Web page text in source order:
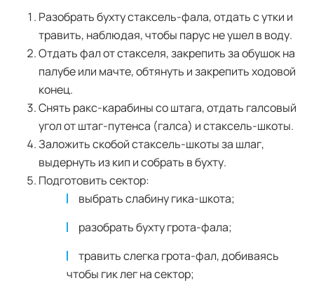
Разобрать бухту стаксель-фала, отдать с утки и
травить, наблюдая, чтобы парус не ушел в воду.
Отдать фал от стакселя, закрепить за обушок на
палубе или мачте, обтянуть и закрепить ходовой
конец.
Снять ракс-карабины со штага, отдать галсовый
угол от штаг-путенса (галса) и стаксель-шкоты.
Заложить скобой стаксель-шкоты за шлаг,
выдернуть из кип и собрать в бухту.
Подготовить сектор:
выбрать слабину гика-шкота;
разобрать бухту грота-фала;
травить слегка грота-фал, добиваясь
чтобы гик лег на сектор;